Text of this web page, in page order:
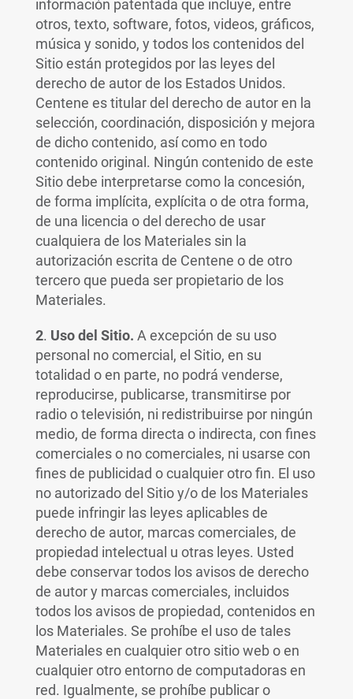
información patentada que incluye, entre
otros, texto, software, fotos, videos, gráficos,
música y sonido, y todos los contenidos del
Sitio están protegidos por las leyes del
derecho de autor de los Estados Unidos.
Centene es titular del derecho de autor en la
selección, coordinación, disposición y mejora
de dicho contenido, así como en todo
contenido original. Ningún contenido de este
Sitio debe interpretarse como la concesión,
de forma implícita, explícita o de otra forma,
de una licencia o del derecho de usar
cualquiera de los Materiales sin la
autorización escrita de Centene o de otro
tercero que pueda ser propietario de los
Materiales.
2. Uso del Sitio. A excepción de su uso
personal no comercial, el Sitio, en su
totalidad o en parte, no podrá venderse,
reproducirse, publicarse, transmitirse por
radio o televisión, ni redistribuirse por ningún
medio, de forma directa o indirecta, con fines
comerciales o no comerciales, ni usarse con
fines de publicidad o cualquier otro fin. El uso
no autorizado del Sitio y/o de los Materiales
puede infringir las leyes aplicables de
derecho de autor, marcas comerciales, de
propiedad intelectual u otras leyes. Usted
debe conservar todos los avisos de derecho
de autor y marcas comerciales, incluidos
todos los avisos de propiedad, contenidos en
los Materiales. Se prohíbe el uso de tales
Materiales en cualquier otro sitio web o en
cualquier otro entorno de computadoras en
red. Igualmente, se prohíbe publicar o